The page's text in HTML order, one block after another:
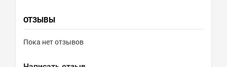
ОТЗЫВЫ
Пока нет отзывов